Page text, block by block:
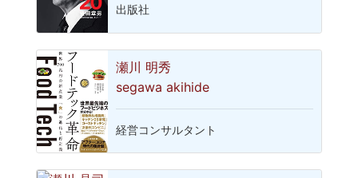
出版社
瀬川 明秀
segawa akihide
経営コンサルタント